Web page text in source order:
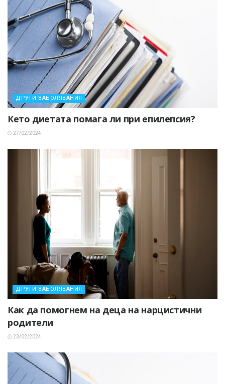
ДРУГИ ЗАБОЛЯВАНИЯ
Кето диетата помага ли при епилепсия?
27/02/2024
ДРУГИ ЗАБОЛЯВАНИЯ
Как да помогнем на деца на нарцистични
родители
23/02/2024